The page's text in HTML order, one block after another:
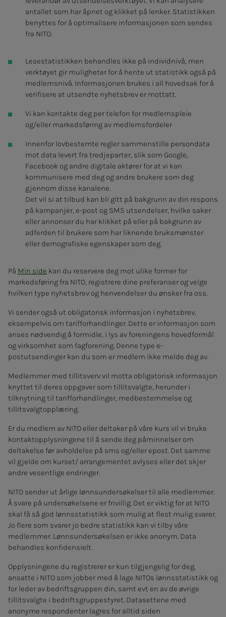
antallet som har åpnet og klikket på lenker. Statistikken
benyttes for å optimalisere informasjonen som sendes
fra NITO.
Lesestatistikken behandles ikke på individnivå, men
verktøyet gir muligheter for å hente ut statistikk også på
medlemsnivå. Informasjonen brukes i all hovedsak for å
verifisere at utsendte nyhetsbrev er mottatt.
Vi kan kontakte deg per telefon for medlemspleie
og/eller markedsføring av medlemsfordeler
Innenfor lovbestemte regler sammenstille persondata
mot data levert fra tredjeparter, slik som Google,
Facebook og andre digitale aktører for at vi kan
kommunisere med deg og andre brukere som deg
gjennom disse kanalene.
Det vil si at tilbud kan bli gitt på bakgrunn av din respons
på kampanjer, e-post og SMS utsendelser, hvilke saker
eller annonser du har klikket på eller på bakgrunn av
adferden til brukere som har liknende bruksmønster
eller demografiske egenskaper som deg.
På Min side kan du reservere deg mot ulike former for
markedsføring fra NITO, registrere dine preferanser og velge
hvilken type nyhetsbrev og henvendelser du ønsker fra oss.
Vi sender også ut obligatorisk informasjon i nyhetsbrev,
eksempelvis om tarifforhandlinger. Dette er informasjon som
anses nødvendig å formidle, i lys av foreningens hovedformål
og virksomhet som fagforening. Denne type e-
postutsendinger kan du som er medlem ikke melde deg av.
Medlemmer med tillitsverv vil motta obligatorisk informasjon
knyttet til deres oppgaver som tillitsvalgte, herunder i
tilknytning til tarifforhandlinger, medbestemmelse og
tillitsvalgtopplæring.
Er du medlem av NITO eller deltaker på våre kurs vil vi bruke
kontaktopplysningene til å sende deg påminnelser om
deltakelse før avholdelse på sms og/eller epost. Det samme
vil gjelde om kurset/ arrangementet avlyses eller det skjer
andre vesentlige endringer.
NITO sender ut årlige lønnsundersøkelser til alle medlemmer.
Å svare på undersøkelsene er frivillig. Det er viktig for at NITO
skal få så god lønnsstatistikk som mulig at flest mulig svarer.
Jo flere som svarer jo bedre statistikk kan vi tilby våre
medlemmer. Lønnsundersøkelsen er ikke anonym. Data
behandles konfidensielt.
Opplysningene du registrerer er kun tilgjengelig for deg,
ansatte i NITO som jobber med å lage NITOs lønnsstatistikk og
for leder av bedriftsgruppen din, samt evt en av de øvrige
tillitsvalgte i bedriftsgruppestyret. Datasettene med
anonyme respondenter lagres for alltid siden